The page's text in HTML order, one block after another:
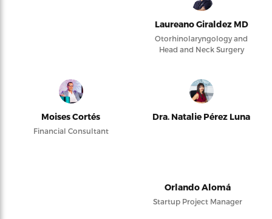
Laureano Giraldez MD
Otorhinolaryngology and
Head and Neck Surgery
Moises Cortés
Financial Consultant
Dra. Natalie Pérez Luna
Orlando Alomá
Startup Project Manager